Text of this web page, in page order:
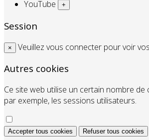
YouTube +
Session
× Veuillez vous connecter pour voir
Autres cookies
Ce site web utilise un certain nombre
par exemple, les sessions utilisateurs.
Accepter tous cookies Refuser tous cookies